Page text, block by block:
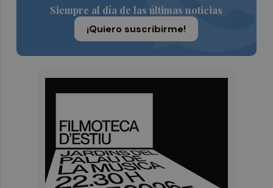
Siempre al día de las últimas noticias
¡Quiero suscribirme!